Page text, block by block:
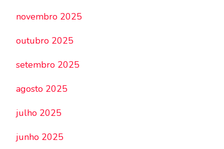
novembro 2025
outubro 2025
setembro 2025
agosto 2025
julho 2025
junho 2025